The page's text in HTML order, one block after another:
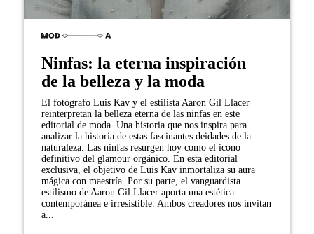
Ninfas: la eterna inspiración
de la belleza y la moda
El fotógrafo Luis Kav y el estilista Aaron Gil Llacer
reinterpretan la belleza eterna de las ninfas en este
editorial de moda. Una historia que nos inspira para
analizar la historia de estas fascinantes deidades de la
naturaleza. Las ninfas resurgen hoy como el icono
definitivo del glamour orgánico. En esta editorial
exclusiva, el objetivo de Luis Kav inmortaliza su aura
mágica con maestría. Por su parte, el vanguardista
estilismo de Aaron Gil Llacer aporta una estética
contemporánea e irresistible. Ambos creadores nos invitan
a...